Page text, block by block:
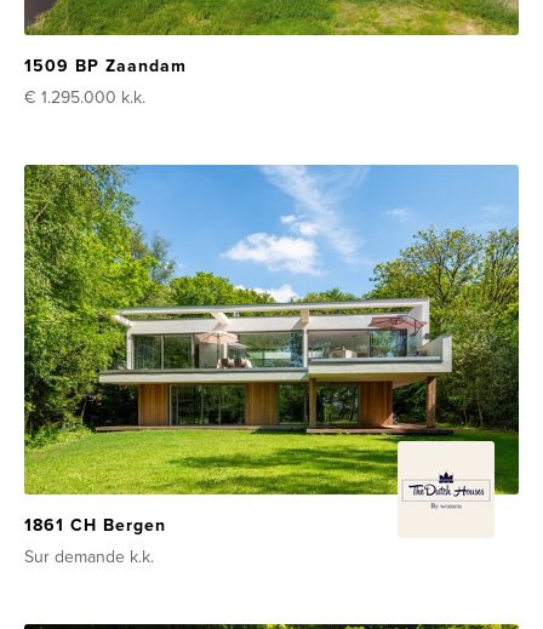
1509 BP Zaandam
€ 1.295.000 k.k.
1861 CH Bergen
Sur demande k.k.